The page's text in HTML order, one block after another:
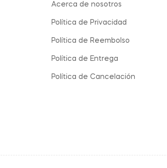
Acerca de nosotros
Política de Privacidad
Política de Reembolso
Política de Entrega
Política de Cancelación